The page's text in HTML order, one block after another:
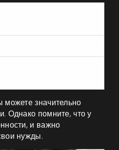
значительно
Однако помните, что у
и важно
нужды.